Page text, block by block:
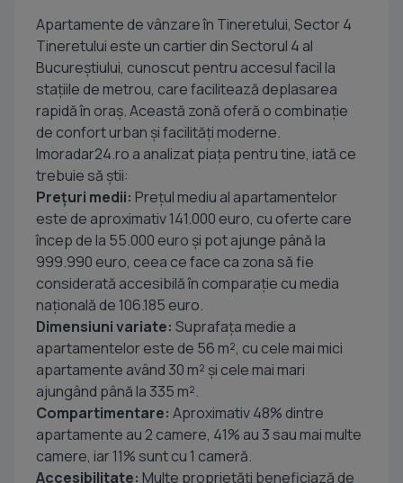
Apartamente de vânzare în Tineretului, Sector 4
Tineretului este un cartier din Sectorul 4 al
Bucureștiului, cunoscut pentru accesul facil la
stațiile de metrou, care facilitează deplasarea
rapidă în oraș. Această zonă oferă o combinație
de confort urban și facilități moderne.
Imoradar24.ro a analizat piața pentru tine, iată ce
trebuie să știi:
Prețuri medii: Prețul mediu al apartamentelor
este de aproximativ 141.000 euro, cu oferte care
încep de la 55.000 euro și pot ajunge până la
999.990 euro, ceea ce face ca zona să fie
considerată accesibilă în comparație cu media
națională de 106.185 euro.
Dimensiuni variate: Suprafața medie a
apartamentelor este de 56 m², cu cele mai mici
apartamente având 30 m² și cele mai mari
ajungând până la 335 m².
Compartimentare: Aproximativ 48% dintre
apartamente au 2 camere, 41% au 3 sau mai multe
camere, iar 11% sunt cu 1 cameră.
Accesibilitate: Multe proprietăți beneficiază de